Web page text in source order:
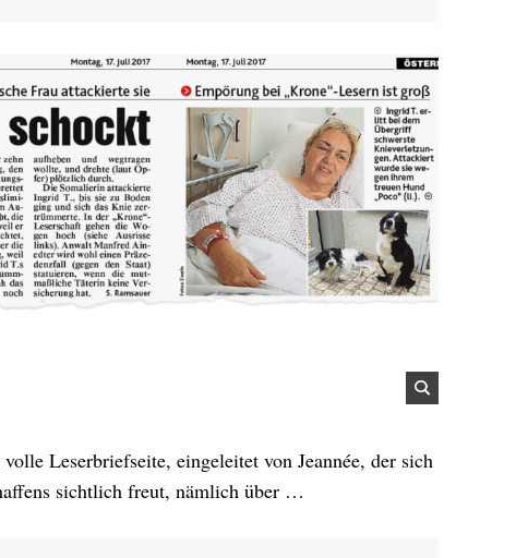
Leserbriefseite, eingeleitet von Jeannée, der sich
sichtlich freut, nämlich über …